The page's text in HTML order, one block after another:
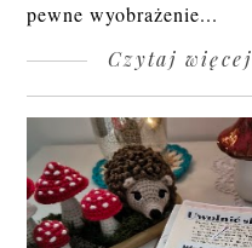
pewne wyobrażenie...
Czytaj więcej